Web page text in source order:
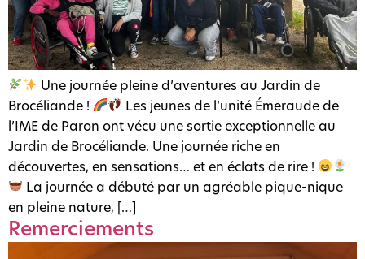
Une journée pleine d’aventures au Jardin de
Brocéliande !
Les jeunes de l’unité Émeraude de
l’IME de Paron ont vécu une sortie exceptionnelle au
Jardin de Brocéliande. Une journée riche en
découvertes, en sensations… et en éclats de rire !
La journée a débuté par un agréable pique-nique
en pleine nature, […]
Remerciements